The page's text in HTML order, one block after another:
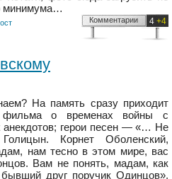
минимума…
4 +4
Комментарии
На память сразу приходит
фильма о временах войны с
герои песен — «… Не
Корнет Оболенский,
нам тесно в этом мире, вас
Вам не понять, мадам, как
друг поручик Одинцов».